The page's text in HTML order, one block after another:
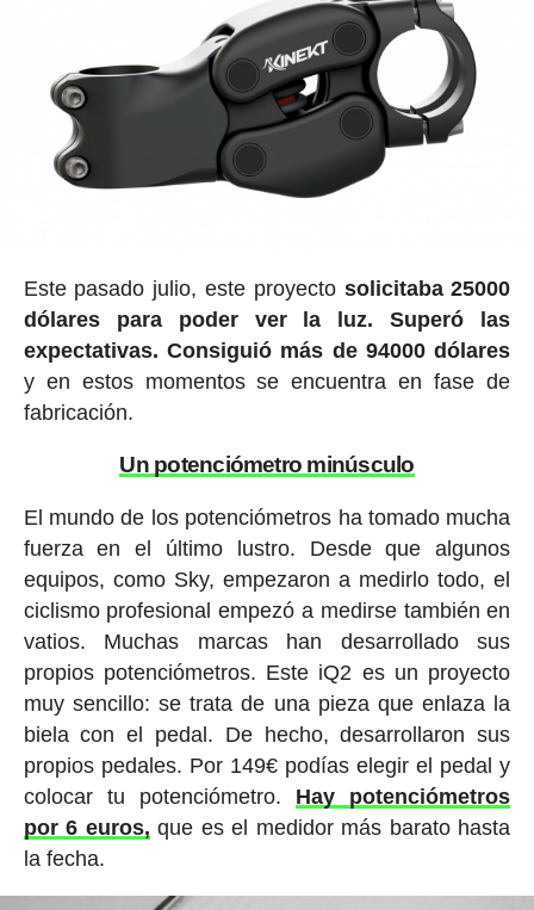
Este pasado julio, este proyecto solicitaba 25000
dólares para poder ver la luz. Superó las
expectativas. Consiguió más de 94000 dólares
y en estos momentos se encuentra en fase de
fabricación.
Un potenciómetro minúsculo
El mundo de los potenciómetros ha tomado mucha
fuerza en el último lustro. Desde que algunos
equipos, como Sky, empezaron a medirlo todo, el
ciclismo profesional empezó a medirse también en
vatios. Muchas marcas han desarrollado sus
propios potenciómetros. Este iQ2 es un proyecto
muy sencillo: se trata de una pieza que enlaza la
biela con el pedal. De hecho, desarrollaron sus
propios pedales. Por 149€ podías elegir el pedal y
colocar tu potenciómetro. Hay potenciómetros
por 6 euros, que es el medidor más barato hasta
la fecha.